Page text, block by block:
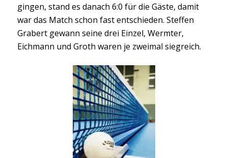
gingen, stand es danach 6:0 für die Gäste, damit
war das Match schon fast entschieden. Steffen
Grabert gewann seine drei Einzel, Wermter,
Eichmann und Groth waren je zweimal siegreich.